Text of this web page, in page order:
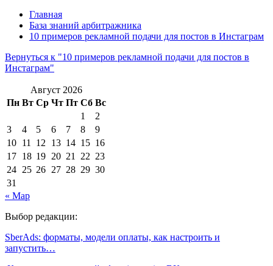
Главная
База знаний арбитражника
10 примеров рекламной подачи для постов в Инстаграм
Вернуться к "10 примеров рекламной подачи для постов в
Инстаграм"
Август 2026
Пн Вт Ср Чт Пт Сб Вс
1
2
3
4 5 6 7 8
9
10 11 12 13 14 15 16
17 18 19 20 21 22 23
24 25 26 27 28 29 30
31
« Мар
Выбор редакции:
SberAds: форматы, модели оплаты, как настроить и
запустить…